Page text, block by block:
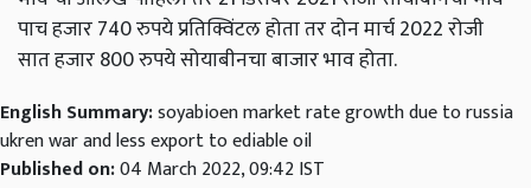
पाच हजार 740 रुपये प्रतिक्विंटल होता तर दोन मार्च 2022 रोजी
सात हजार 800 रुपये सोयाबीनचा बाजार भाव होता.
English Summary:soyabioen market rate growth due to russia
ukren war and less export to ediable oil
Published on:04 March 2022, 09:42 IST